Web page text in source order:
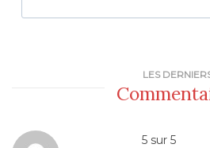
LES
5 sur 5